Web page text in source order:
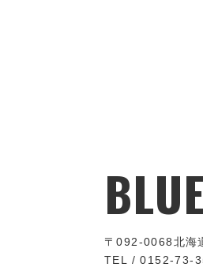
〒092-0068北海
TEL / 0152-73-